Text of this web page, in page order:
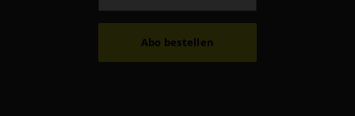
Abo bestellen